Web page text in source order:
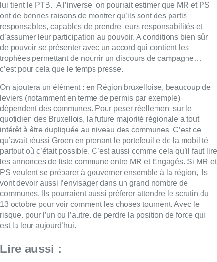
lui tient le PTB. A l’inverse, on pourrait estimer que MR et PS
ont de bonnes raisons de montrer qu’ils sont des partis
responsables, capables de prendre leurs responsabilités et
d’assumer leur participation au pouvoir. A conditions bien sûr
de pouvoir se présenter avec un accord qui contient les
trophées permettant de nourrir un discours de campagne…
c’est pour cela que le temps presse.
On ajoutera un élément : en Région bruxelloise, beaucoup de
leviers (notamment en terme de permis par exemple)
dépendent des communes. Pour peser réellement sur le
quotidien des Bruxellois, la future majorité régionale a tout
intérêt à être dupliquée au niveau des communes. C’est ce
qu’avait réussi Groen en prenant le portefeuille de la mobilité
partout où c’était possible. C’est aussi comme cela qu’il faut lire
les annonces de liste commune entre MR et Engagés. Si MR et
PS veulent se préparer à gouverner ensemble à la région, ils
vont devoir aussi l’envisager dans un grand nombre de
communes. Ils pourraient aussi préférer attendre le scrutin du
13 octobre pour voir comment les choses tournent. Avec le
risque, pour l’un ou l’autre, de perdre la position de force qui
est la leur aujourd’hui.
Lire aussi :